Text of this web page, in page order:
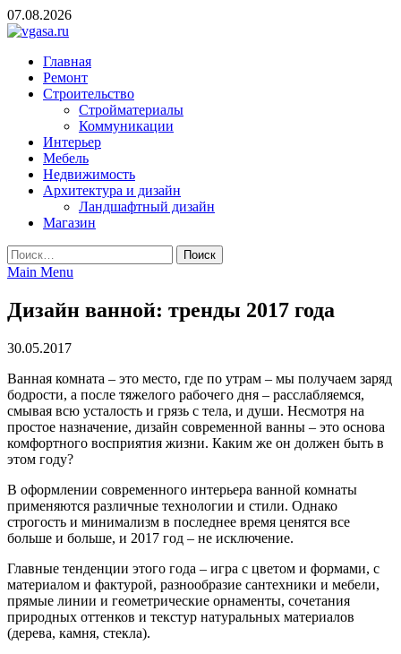
Skip
to
07.08.2026
vgasa.ru
Строительный журнал. Всё о строительстве и ремонтах
Главная
Ремонт
Строительство
Стройматериалы
Коммуникации
Интерьер
Мебель
Недвижимость
Архитектура и дизайн
Ландшафтный дизайн
Магазин
Найти:
Main Menu
Дизайн ванной: тренды 2017 года
30.05.2017
Ванная комната – это место, где по утрам – мы получаем заряд
бодрости, а после тяжелого рабочего дня – расслабляемся,
смывая всю усталость и грязь с тела, и души. Несмотря на
простое назначение, дизайн современной ванны – это основа
комфортного восприятия жизни. Каким же он должен быть в
этом году?
В оформлении современного интерьера ванной комнаты
применяются различные технологии и стили. Однако
строгость и минимализм в последнее время ценятся все
больше и больше, и 2017 год – не исключение.
Главные тенденции этого года – игра с цветом и формами, с
материалом и фактурой, разнообразие сантехники и мебели,
прямые линии и геометрические орнаменты, сочетания
природных оттенков и текстур натуральных материалов
(дерева, камня, стекла).